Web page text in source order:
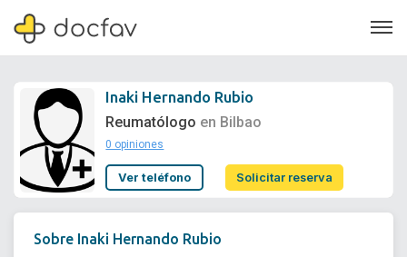
Soporte
¿Eres un doctor?
Inaki Hernando Rubio
Reumatólogo en Bilbao
0 opiniones
Ver teléfono Solicitar reserva
Sobre Inaki Hernando Rubio